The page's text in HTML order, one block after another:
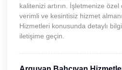
kalitenizi artırın. İşletmenize
verimli ve kesintisiz hizmet
Hizmetleri konusunda detaylı
iletişime geçin.